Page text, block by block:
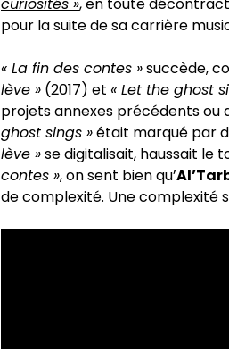
pour la suite de sa carrière
« La fin des contes »succède,
lève » (2017) et « Let the ghost
projets annexes précédents ou
ghost sings »était marqué par
lève »se digitalisait, haussait le
contes », on sent bien qu’
de complexité. Une complexité